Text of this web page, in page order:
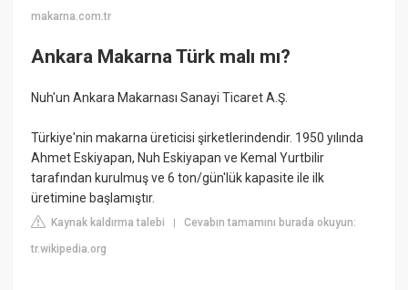
makarna.com.tr
Ankara Makarna Türk malı mı?
Nuh'un Ankara Makarnası Sanayi Ticaret A.Ş.
Türkiye'nin makarna üreticisi şirketlerindendir. 1950 yılında
Ahmet Eskiyapan, Nuh Eskiyapan ve Kemal Yurtbilir
tarafından kurulmuş ve 6 ton/gün'lük kapasite ile ilk
üretimine başlamıştır.
Kaynak kaldırma talebi |Cevabın tamamını burada okuyun:
tr.wikipedia.org